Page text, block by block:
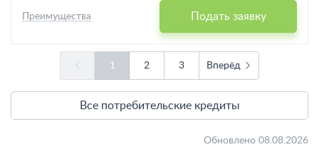
Подать заявку
Преимущества
1 2 3 Вперёд
Все потребительские кредиты
Обновлено 08.08.2026